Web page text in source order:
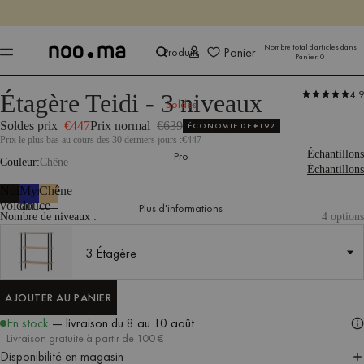
Produits
Soldes
Pro
Plus d'informations
Panier
Nombre total d'articles dans
Panier:0
Produits Rangement Unités de rangement
Étagère Teidi - 3 niveaux 4.9
Soldes prix €447Prix normal €639 ÉCONOMIE DE€192
Prix le plus bas au cours des 30 derniers jours :€447
Couleur Chêne
Échantillons
Échantillons
Noir
volcan
Myrtille
douce
Chêne
Nombre de niveaux : 4 options
3 Étagère
AJOUTER AU PANIER
En stock — livraison du 8 au 10 août
Livraison gratuite à partir de 100 €
Disponibilité en magasin